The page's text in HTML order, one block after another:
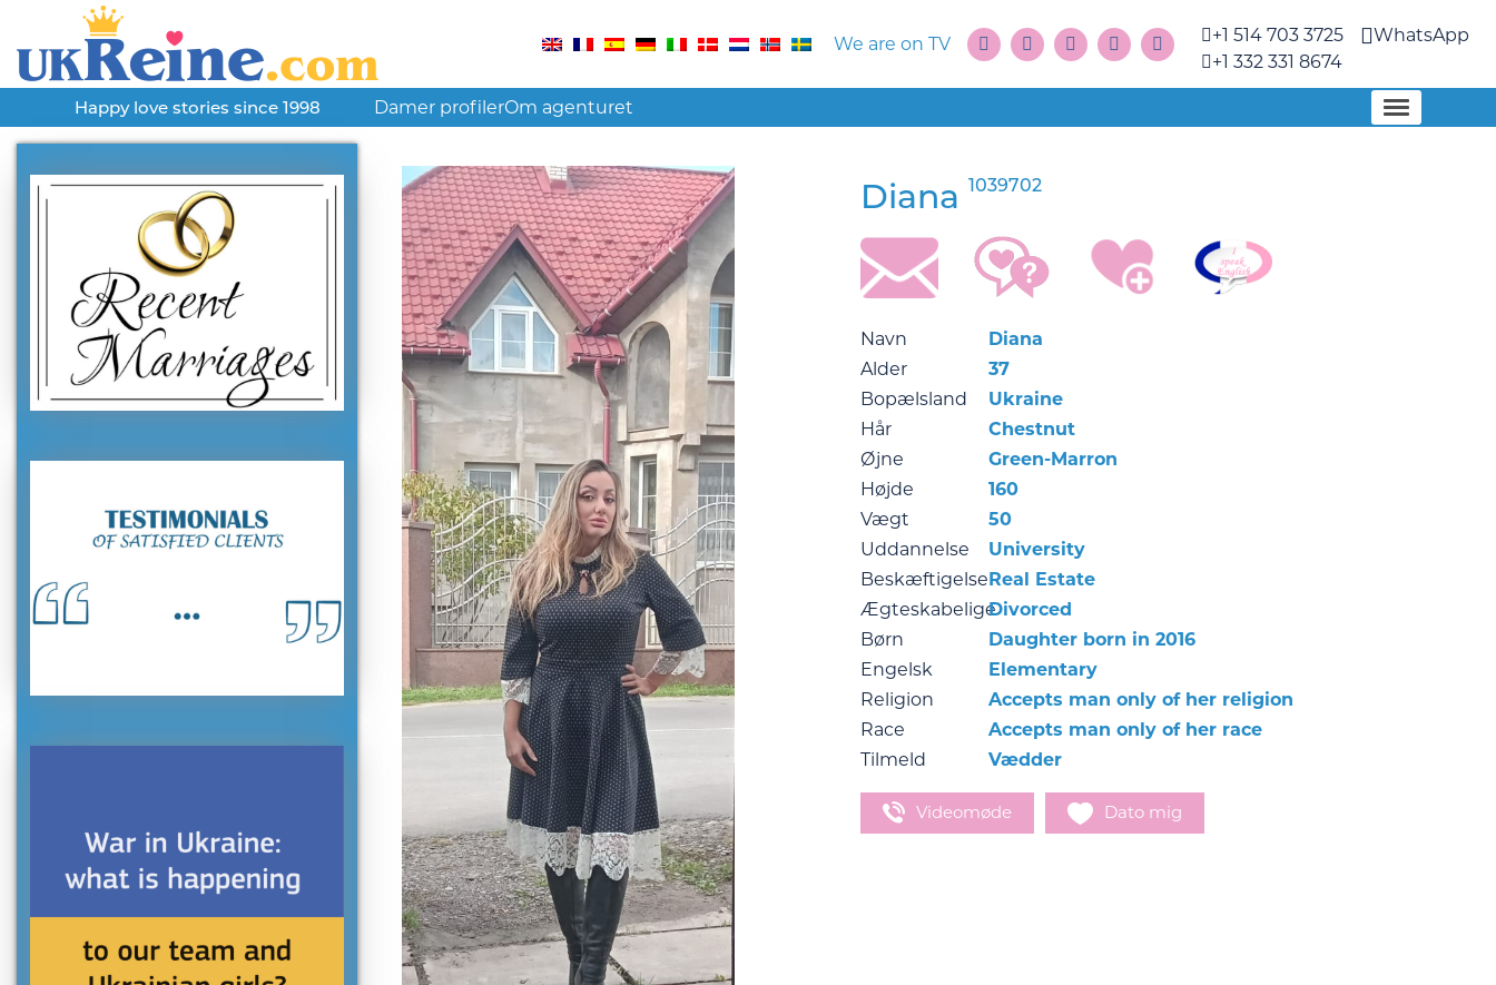
We are on TV
+1 514 703 3725
+1 332 331 8674
WhatsApp
Happy love stories since 1998 Damer profilerOm agenturet
Diana 1039702
Navn
Diana
Alder
37
Bopælsland
Ukraine
Hår
Chestnut
Øjne
Green-Marron
Højde
160
Vægt
50
Uddannelse
University
BeskæftigelseReal Estate
ÆgteskabeligeDivorced
Børn
Daughter born in 2016
Engelsk
Elementary
Religion
Accepts man only of her religion
Race
Accepts man only of her race
Tilmeld
Vædder
Videomøde Dato mig